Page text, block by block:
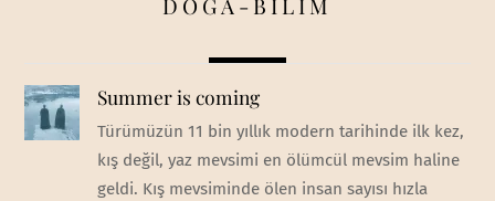
Summer is coming
Türümüzün 11 bin yıllık modern tarihinde ilk kez,
kış değil, yaz mevsimi en ölümcül mevsim haline
geldi. Kış mevsiminde ölen insan sayısı hızla